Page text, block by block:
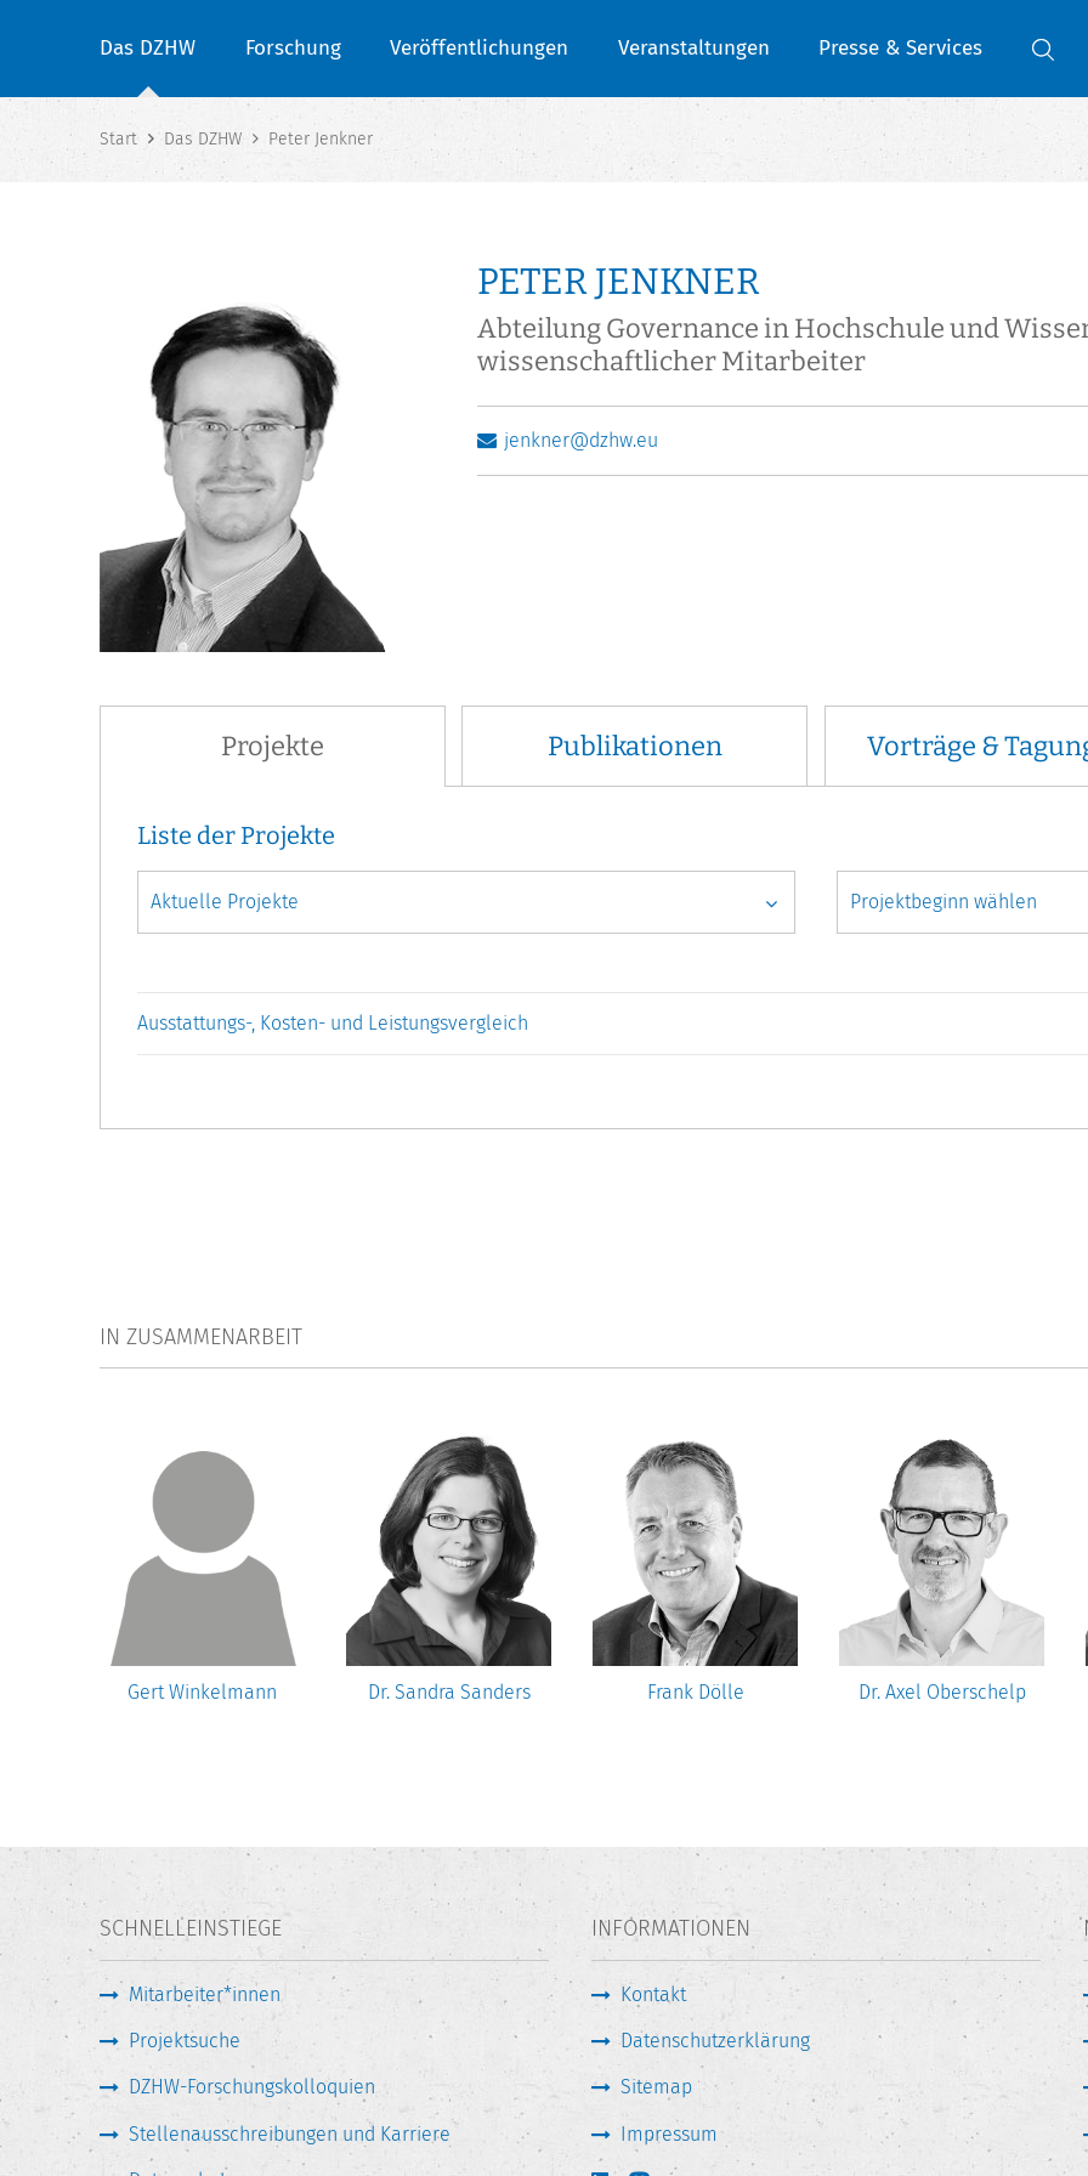
Das DZHW Forschung Veröffentlichungen Veranstaltungen Presse & Services
Start Das DZHW Peter Jenkner
PETER JENKNER
Abteilung Governance in Hochschule und
wissenschaftlicher Mitarbeiter
jenkner@dzhw.eu
Projekte Publikationen Vorträge &
Liste der Projekte
Ausstattungs-, Kosten- und Leistungsvergleich
IN ZUSAMMENARBEIT
Gert Winkelmann Dr. Sandra Sanders Frank Dölle Dr. Axel Oberschelp
SCHNELLEINSTIEGE
Mitarbeiter*innen
Projektsuche
DZHW-Forschungskolloquien
Stellenausschreibungen und Karriere
INFORMATIONEN
Kontakt
Datenschutzerklärung
Sitemap
Impressum